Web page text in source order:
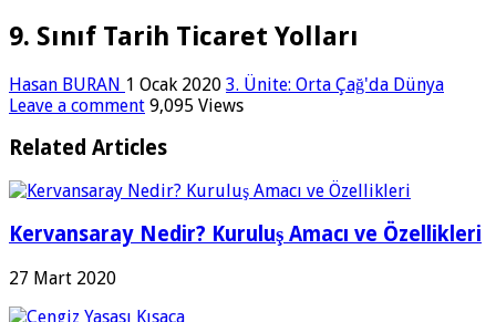
9. Sınıf Tarih Ticaret Yolları
Hasan BURAN 1 Ocak 2020 3. Ünite: Orta Çağ'da Dünya
Leave a comment 9,095 Views
Related Articles
Kervansaray Nedir? Kuruluş Amacı ve Özellikleri
27 Mart 2020